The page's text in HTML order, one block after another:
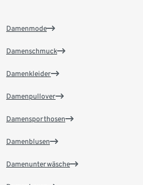
Damenmode
Damenschmuck
Damenkleider
Damenpullover
Damensporthosen
Damenblusen
Damenunterwäsche